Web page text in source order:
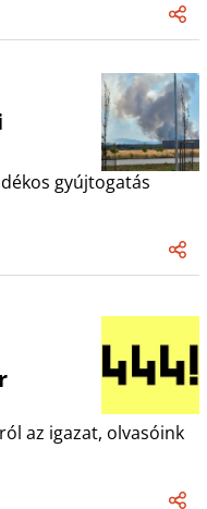
gyújtogatás
az igazat, olvasóink